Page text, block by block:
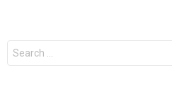
Search
for: